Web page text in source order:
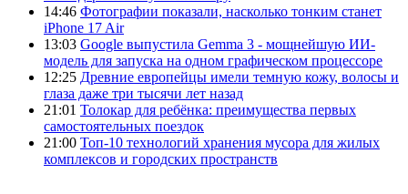
14:46 Фотографии показали, насколько тонким станет
iPhone 17 Air
13:03 Google выпустила Gemma 3 - мощнейшую ИИ-
модель для запуска на одном графическом процессоре
12:25 Древние европейцы имели темную кожу, волосы и
глаза даже три тысячи лет назад
21:01 Толокар для ребёнка: преимущества первых
самостоятельных поездок
21:00 Топ-10 технологий хранения мусора для жилых
комплексов и городских пространств